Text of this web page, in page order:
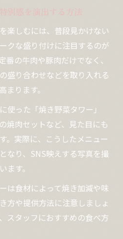
別感を演出する方法
楽しむには、普段見かけない
クな盛り付けに注目するのが
番の牛肉や豚肉だけでなく、
盛り合わせなどを取り入れる
まります。
使った「焼き野菜タワー」
焼肉セットなど、見た目にも
。実際に、こうしたメニュー
なり、SNS映えする写真を撮
ます。
は食材によって焼き加減や味
方や提供方法に注意しましょ
スタッフにおすすめの食べ方